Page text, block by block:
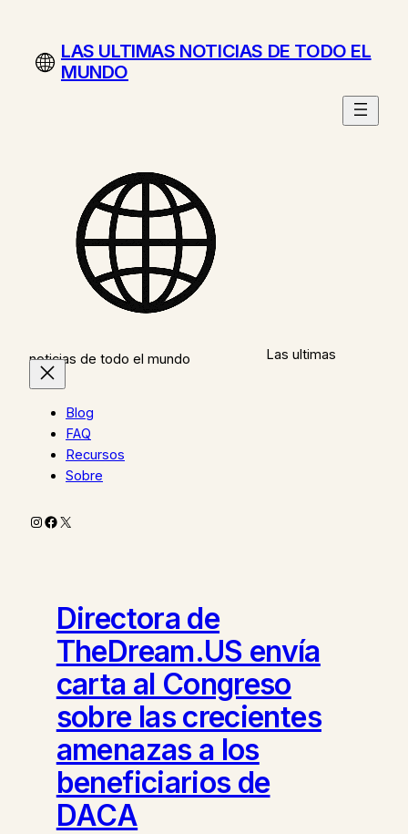
contenidoLAS ULTIMAS NOTICIAS DE TODO EL
MUNDO
Las ultimas
noticias de todo el mundo
Blog
FAQ
Recursos
Sobre
Instagram
Facebook
X
Directora de
TheDream.US envía
carta al Congreso
sobre las crecientes
amenazas a los
beneficiarios de
DACA